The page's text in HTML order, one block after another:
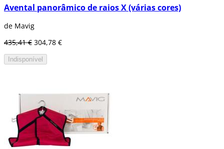
Avental panorâmico de raios X (várias cores)
de Mavig
435,41 € 304,78 €
Indisponível